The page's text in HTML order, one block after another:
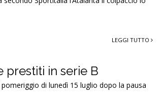
LEGGI TUTTO
prestiti in serie B
di lunedì 15 luglio dopo la pausa